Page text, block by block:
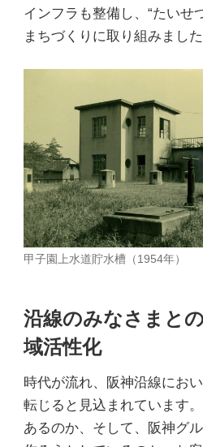
インフラも整備し、“たいせ
まちづくりに取り組みました
甲子園上水道貯水槽（1954年）
沿線のみなさまと
域活性化
時代が流れ、阪神沿線にお
転じると見込まれています
あるのか、そして、阪神グ